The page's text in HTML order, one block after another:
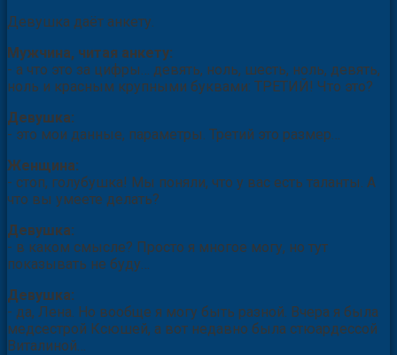
Девушка даёт анкету.
Мужчина, читая анкету:
- а что это за цифры… девять, ноль, шесть, ноль, девять,
ноль и красным крупными буквами: ТРЕТИЙ! Что это?
Девушка:
- это мои данные, параметры. Третий это размер…
Женщина:
- стоп, голубушка! Мы поняли, что у вас есть таланты. А
что вы умеете делать?
Девушка:
- в каком смысле? Просто я многое могу, но тут
показывать не буду…
Девушка:
- да, Лена. Но вообще я могу быть разной. Вчера я была
медсестрой Ксюшей, а вот недавно была стюардессой
Виталиной…